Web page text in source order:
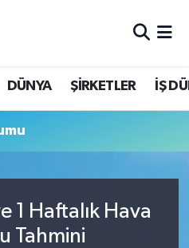
DÜNYA ŞİRKETLER İŞ
1 Haftalık Hava
Tahmini
ve Fikstür